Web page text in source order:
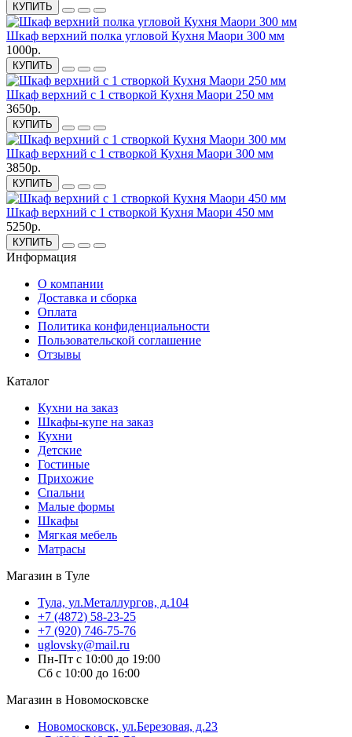
КУПИТЬ
Шкаф верхний полка угловой Кухня Маори 300 мм
1000р.
КУПИТЬ
Шкаф верхний с 1 створкой Кухня Маори 250 мм
3650р.
КУПИТЬ
Шкаф верхний с 1 створкой Кухня Маори 300 мм
3850р.
КУПИТЬ
Шкаф верхний с 1 створкой Кухня Маори 450 мм
5250р.
КУПИТЬ
Информация
О компании
Доставка и сборка
Оплата
Политика конфиденциальности
Пользовательской соглашение
Отзывы
Каталог
Кухни на заказ
Шкафы-купе на заказ
Кухни
Детские
Гостиные
Прихожие
Спальни
Малые формы
Шкафы
Мягкая мебель
Матрасы
Магазин в Туле
Тула, ул.Металлургов, д.104
+7 (4872) 58-23-25
+7 (920) 746-75-76
uglovsky@mail.ru
Пн-Пт с 10:00 до 19:00
Сб с 10:00 до 16:00
Магазин в Новомосковске
Новомосковск, ул.Березовая, д.23